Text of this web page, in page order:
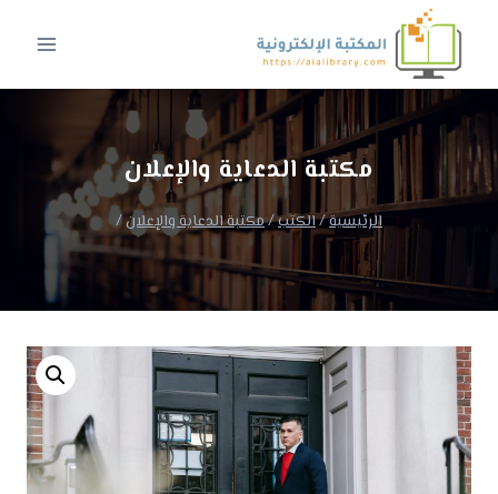
المحتوى
مكتبة الدعاية والإعلان
الرئيسية/الكتب/مكتبة الدعاية والإعلان/